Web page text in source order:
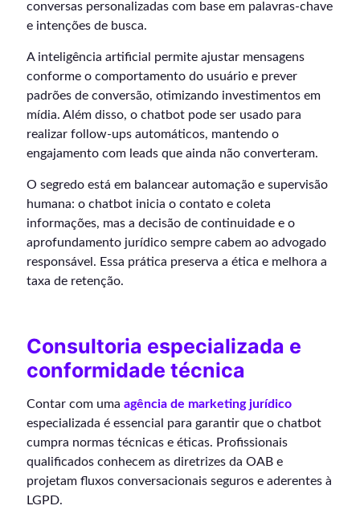
conversas personalizadas com base em palavras-chave
e intenções de busca.
A inteligência artificial permite ajustar mensagens
conforme o comportamento do usuário e prever
padrões de conversão, otimizando investimentos em
mídia. Além disso, o chatbot pode ser usado para
realizar follow-ups automáticos, mantendo o
engajamento com leads que ainda não converteram.
O segredo está em balancear automação e supervisão
humana: o chatbot inicia o contato e coleta
informações, mas a decisão de continuidade e o
aprofundamento jurídico sempre cabem ao advogado
responsável. Essa prática preserva a ética e melhora a
taxa de retenção.
Consultoria especializada e
conformidade técnica
Contar com uma agência de marketing jurídico
especializada é essencial para garantir que o chatbot
cumpra normas técnicas e éticas. Profissionais
qualificados conhecem as diretrizes da OAB e
projetam fluxos conversacionais seguros e aderentes à
LGPD.